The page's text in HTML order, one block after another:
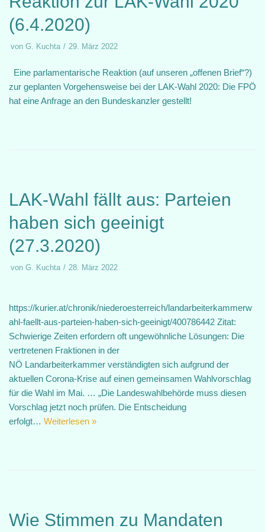
(6.4.2020)
von G. Kuchta 29. März 2022
Eine parlamentarische Reaktion (auf unseren „offenen Brief“?)
zur geplanten Vorgehensweise bei der LAK-Wahl 2020: Die FPÖ
hat eine Anfrage an den Bundeskanzler gestellt!
LAK-Wahl fällt aus: Parteien
haben sich geeinigt
(27.3.2020)
von G. Kuchta 28. März 2022
https://kurier.at/chronik/niederoesterreich/landarbeiterkammerw
ahl-faellt-aus-parteien-haben-sich-geeinigt/400786442 Zitat:
Schwierige Zeiten erfordern oft ungewöhnliche Lösungen: Die
vertretenen Fraktionen in der
NÖ Landarbeiterkammer verständigten sich aufgrund der
aktuellen Corona-Krise auf einen gemeinsamen Wahlvorschlag
für die Wahl im Mai. … „Die Landeswahlbehörde muss diesen
Vorschlag jetzt noch prüfen. Die Entscheidung
erfolgt… Weiterlesen »
Wie Stimmen zu Mandaten